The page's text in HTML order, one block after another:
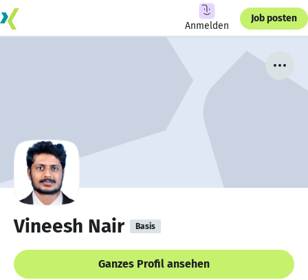
Anmelden
Job posten
Vineesh Nair Basis
Ganzes Profil ansehen